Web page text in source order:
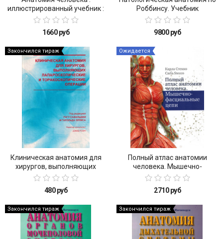
иллюстрированный учебник :
в 3 т. : Т. 3. Нервная система.
1660 руб
Роббинсу. Учебник
9800 руб
Закончился тираж
Клиническая анатомия для
хирургов, выполняющих
лапароскопические и
480 руб
Ожидается
Полный атлас анатомии
человека. Мышечно-
фасциальные цепи
2710 руб
Закончился тираж Закончился тираж